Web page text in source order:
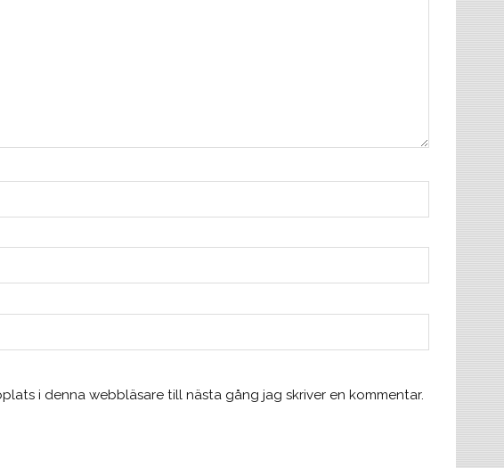
i denna webbläsare till nästa gång jag skriver en kommentar.